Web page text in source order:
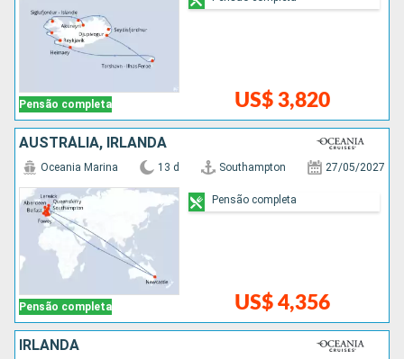
Pensão completa US$ 3,820
AUSTRÁLIA, IRLANDA
Pensão completa
Oceania Marina 13 d Southampton 27/05/2027
US$ 4,356
Pensão completa
IRLANDA